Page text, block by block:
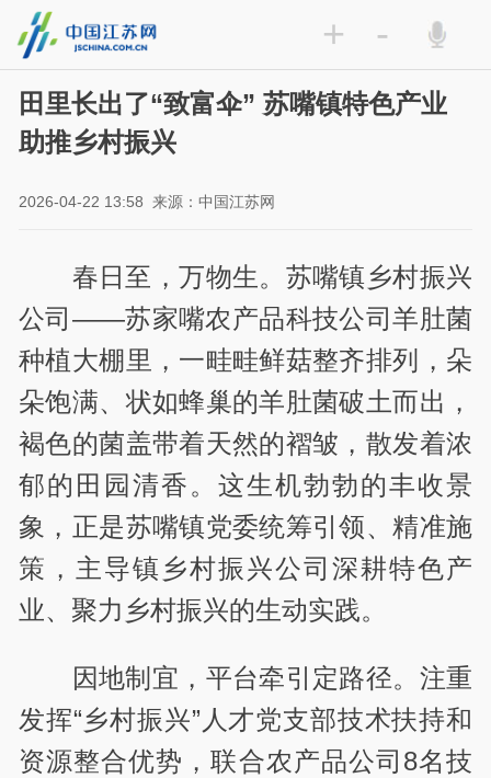
+ -
田里长出了“致富伞” 苏嘴镇特色产业
助推乡村振兴
2026-04-22 13:58 来源：中国江苏网
春日至，万物生。苏嘴镇乡村振兴
公司——苏家嘴农产品科技公司羊肚菌
种植大棚里，一畦畦鲜菇整齐排列，朵
朵饱满、状如蜂巢的羊肚菌破土而出，
褐色的菌盖带着天然的褶皱，散发着浓
郁的田园清香。这生机勃勃的丰收景
象，正是苏嘴镇党委统筹引领、精准施
策，主导镇乡村振兴公司深耕特色产
业、聚力乡村振兴的生动实践。
因地制宜，平台牵引定路径。注重
发挥“乡村振兴”人才党支部技术扶持和
资源整合优势，联合农产品公司8名技